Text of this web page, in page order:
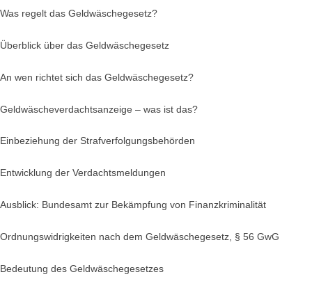
Was regelt das Geldwäschegesetz?
Überblick über das Geldwäschegesetz
An wen richtet sich das Geldwäschegesetz?
Geldwäscheverdachtsanzeige – was ist das?
Einbeziehung der Strafverfolgungsbehörden
Entwicklung der Verdachtsmeldungen
Ausblick: Bundesamt zur Bekämpfung von Finanzkriminalität
Ordnungswidrigkeiten nach dem Geldwäschegesetz, § 56 GwG
Bedeutung des Geldwäschegesetzes